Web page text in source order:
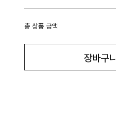
총 상품 금액
장바구니